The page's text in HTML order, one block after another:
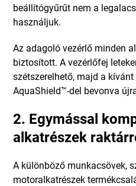
beállítógyűrűt nem a
használjuk.
Az adagoló vezérlő minden
biztosított. A vezérlőfej
szétszerelhető, majd a
AquaShield™-del bevonva
2. Egymással
alkatrészek
A különböző munkacsövek,
motoralkatrészek